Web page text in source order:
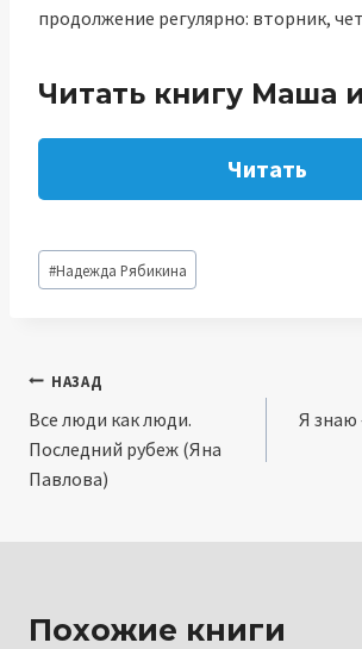
продолжение регулярно: вторник,
Читать книгу Маша
Читать
Метки
записи:
#Надежда Рябикина
Навигация
по
записям
НАЗАД
Все люди как люди.
Последний рубеж (Яна
Павлова)
Я знаю
Похожие книги